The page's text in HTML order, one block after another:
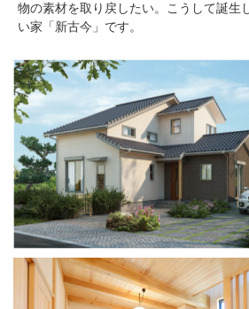
物の素材を取り戻したい。こうして誕生
い家「新古今」です。